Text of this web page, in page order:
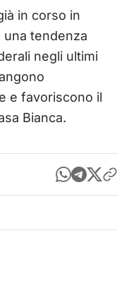
in corso in
una tendenza
negli ultimi
e favoriscono il
Bianca.